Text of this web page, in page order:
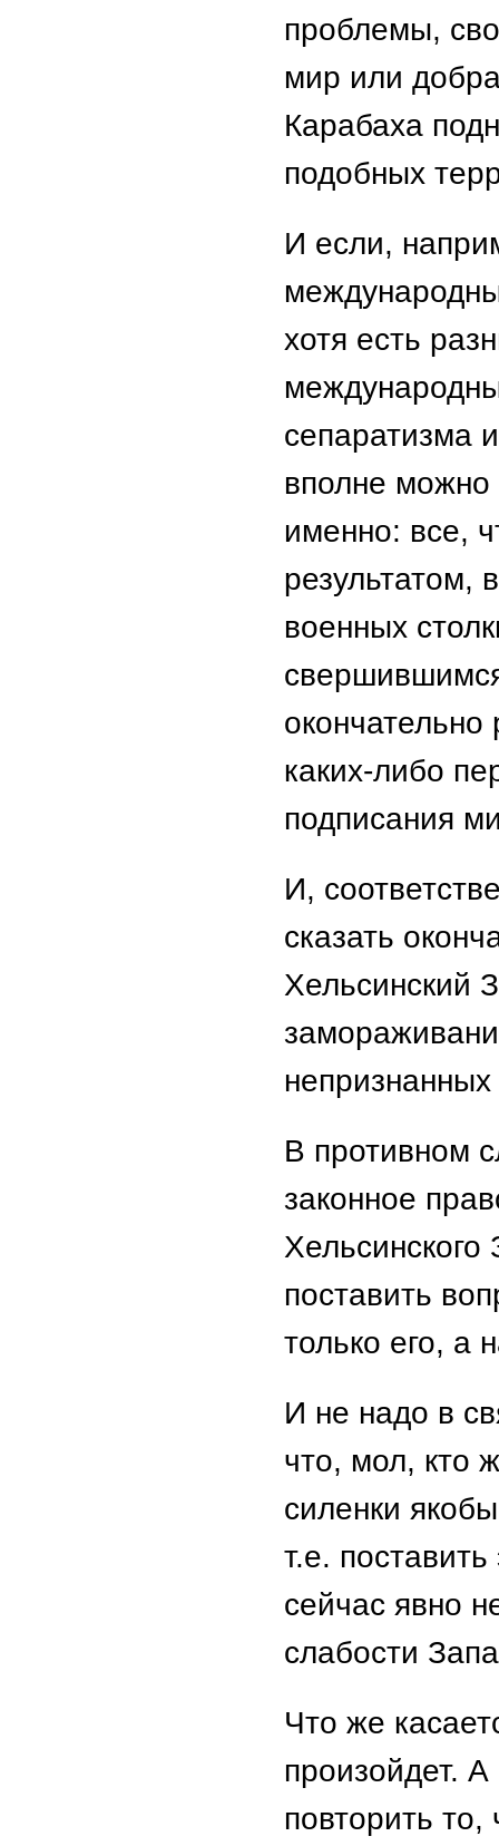
проблемы,
мир или
Карабаха
подобных
И если,
хотя есть
сепаратизма
вполне можно
именно: все,
результатом,
военных
каких-либо
подписания
И,
сказать
Хельсинский
В противном
законное
Хельсинского
поставить
только его, а
И не надо в
что, мол, кто
силенки
т.е.
сейчас явно
слабости
Что же
произойдет. А
повторить то,